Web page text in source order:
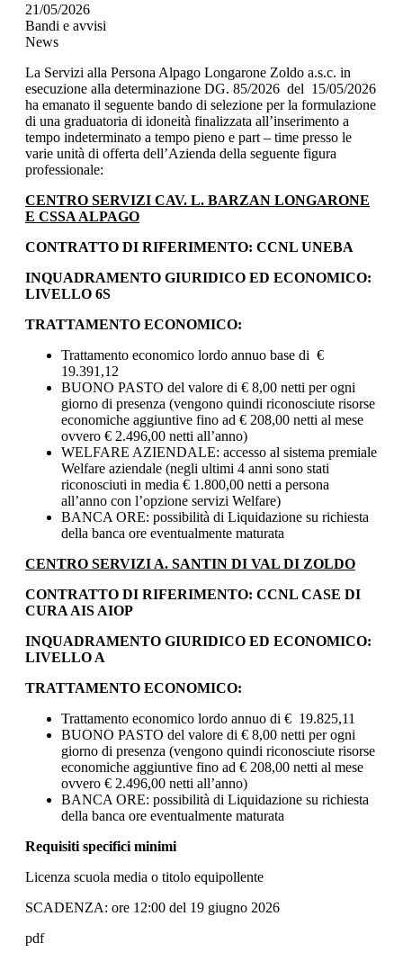
21/05/2026
Bandi e avvisi
News
La Servizi alla Persona Alpago Longarone Zoldo a.s.c. in
esecuzione alla determinazione DG. 85/2026 del 15/05/2026
ha emanato il seguente bando di selezione per la formulazione
di una graduatoria di idoneità finalizzata all’inserimento a
tempo indeterminato a tempo pieno e part – time presso le
varie unità di offerta dell’Azienda della seguente figura
professionale:
CENTRO SERVIZI CAV. L. BARZAN LONGARONE
E CSSA ALPAGO
CONTRATTO DI RIFERIMENTO: CCNL UNEBA
INQUADRAMENTO GIURIDICO ED ECONOMICO:
LIVELLO 6S
TRATTAMENTO ECONOMICO:
Trattamento economico lordo annuo base di €
19.391,12
BUONO PASTO del valore di € 8,00 netti per ogni
giorno di presenza (vengono quindi riconosciute risorse
economiche aggiuntive fino ad € 208,00 netti al mese
ovvero € 2.496,00 netti all’anno)
WELFARE AZIENDALE: accesso al sistema premiale
Welfare aziendale (negli ultimi 4 anni sono stati
riconosciuti in media € 1.800,00 netti a persona
all’anno con l’opzione servizi Welfare)
BANCA ORE: possibilità di Liquidazione su richiesta
della banca ore eventualmente maturata
CENTRO SERVIZI A. SANTIN DI VAL DI ZOLDO
CONTRATTO DI RIFERIMENTO: CCNL CASE DI
CURA AIS AIOP
INQUADRAMENTO GIURIDICO ED ECONOMICO:
LIVELLO A
TRATTAMENTO ECONOMICO:
Trattamento economico lordo annuo di € 19.825,11
BUONO PASTO del valore di € 8,00 netti per ogni
giorno di presenza (vengono quindi riconosciute risorse
economiche aggiuntive fino ad € 208,00 netti al mese
ovvero € 2.496,00 netti all’anno)
BANCA ORE: possibilità di Liquidazione su richiesta
della banca ore eventualmente maturata
Requisiti specifici minimi
Licenza scuola media o titolo equipollente
SCADENZA: ore 12:00 del 19 giugno 2026
pdf